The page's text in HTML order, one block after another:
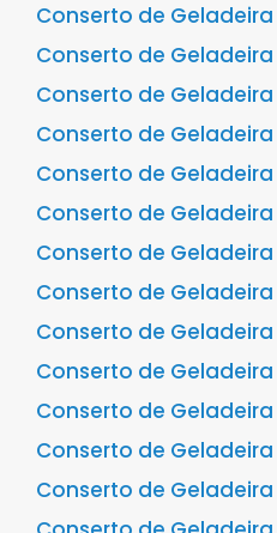
Conserto de
Conserto de
Conserto de Geladeira
Conserto de Geladeira
Conserto de
Conserto de Geladeira
Conserto de Geladeira
Conserto de Geladeira
Conserto de
Conserto de Geladeira
Conserto de Geladeira
Conserto de Geladeira
Conserto de Geladeira